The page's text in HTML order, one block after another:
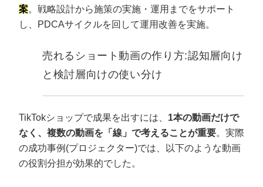
案。戦略設計から施策の実施・運用までをサポート
し、PDCAサイクルを回して運用改善を実施。
売れるショート動画の作り方:認知層向け
と検討層向けの使い分け
TikTokショップで成果を出すには、 1本の動画だけで
なく、複数の動画を「線」で考えることが重要。実際
の成功事例(プロジェクター)では、以下のような動画
の役割分担が効果的でした。